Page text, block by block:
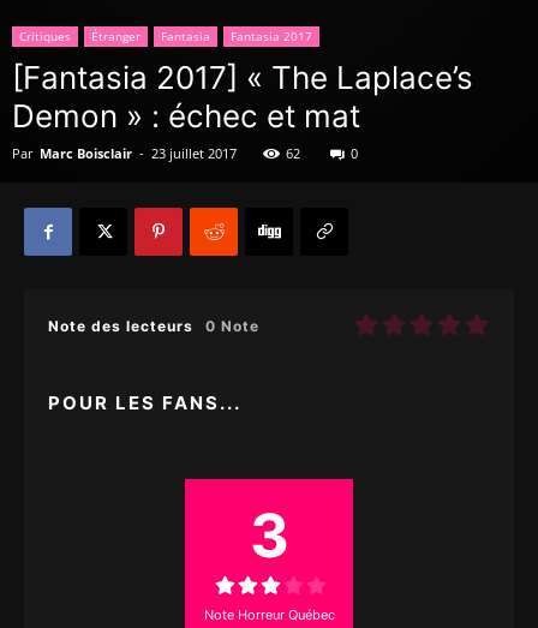
Critiques Étranger Fantasia Fantasia 2017
[Fantasia 2017] « The Laplace’s
Demon » : échec et mat
Par Marc Boisclair - 23 juillet 2017 62 0
Note des lecteurs 0 Note
POUR LES FANS...
3
Note Horreur Québec